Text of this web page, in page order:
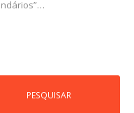
PESQUISAR